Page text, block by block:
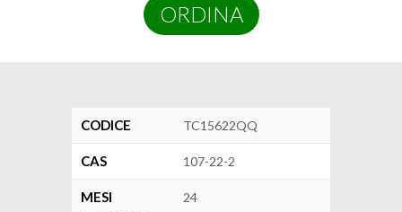
ORDINA
CODICE TC15622QQ
CAS 107-22-2
MESI
24